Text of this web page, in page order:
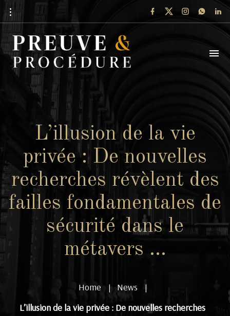
L’illusion de la vie
privée : De nouvelles
recherches révèlent des
failles fondamentales de
sécurité dans le
métavers …
Home |News |
L’illusion de la vie privée : De nouvelles recherches